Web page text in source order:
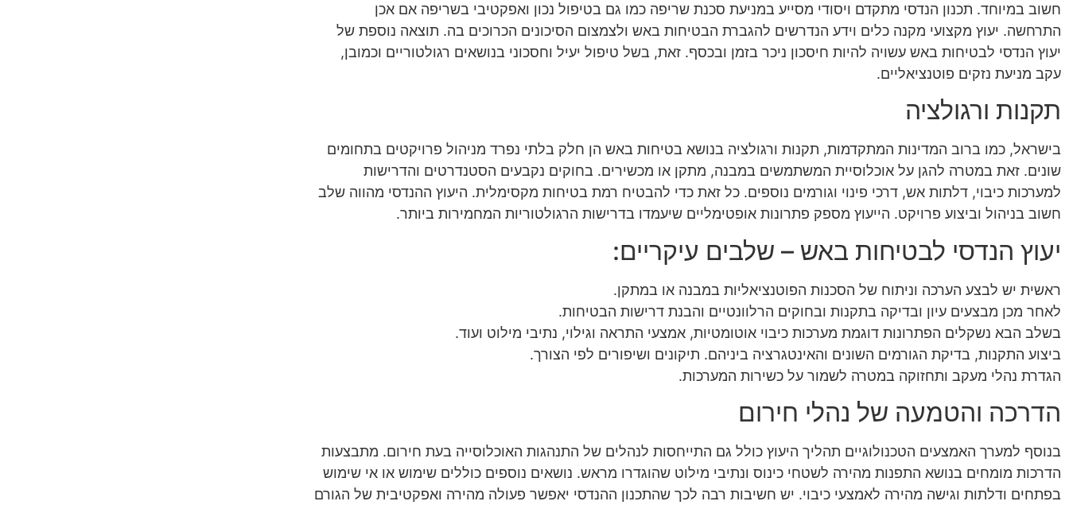
חשוב במיוחד. תכנון הנדסי מתקדם ויסודי מסייע במניעת סכנת שריפה כמו גם בטיפול נכון ואפקטיבי בשריפה אם אכן
התרחשה. יעוץ מקצועי מקנה כלים וידע הנדרשים להגברת הבטיחות באש ולצמצום הסיכונים הכרוכים בה. תוצאה נוספת של
יעוץ הנדסי לבטיחות באש עשויה להיות חיסכון ניכר בזמן ובכסף. זאת, בשל טיפול יעיל וחסכוני בנושאים רגולטוריים וכמובן,
עקב מניעת נזקים פוטנציאליים.
תקנות ורגולציה
בישראל, כמו ברוב המדינות המתקדמות, תקנות ורגולציה בנושא בטיחות באש הן חלק בלתי נפרד מניהול פרויקטים בתחומים
שונים. זאת במטרה להגן על אוכלוסיית המשתמשים במבנה, מתקן או מכשירים. בחוקים נקבעים הסטנדרטים והדרישות
למערכות כיבוי, דלתות אש, דרכי פינוי וגורמים נוספים. כל זאת כדי להבטיח רמת בטיחות מקסימלית. היעוץ ההנדסי מהווה שלב
חשוב בניהול וביצוע פרויקט. הייעוץ מספק פתרונות אופטימליים שיעמדו בדרישות הרגולטוריות המחמירות ביותר.
יעוץ הנדסי לבטיחות באש – שלבים עיקריים:
ראשית יש לבצע הערכה וניתוח של הסכנות הפוטנציאליות במבנה או במתקן.
לאחר מכן מבצעים עיון ובדיקה בתקנות ובחוקים הרלוונטיים והבנת דרישות הבטיחות.
בשלב הבא נשקלים הפתרונות דוגמת מערכות כיבוי אוטומטיות, אמצעי התראה וגילוי, נתיבי מילוט ועוד.
ביצוע התקנות, בדיקת הגורמים השונים והאינטגרציה ביניהם. תיקונים ושיפורים לפי הצורך.
הגדרת נהלי מעקב ותחזוקה במטרה לשמור על כשירות המערכות.
הדרכה והטמעה של נהלי חירום
בנוסף למערך האמצעים הטכנולוגיים תהליך היעוץ כולל גם התייחסות לנהלים של התנהגות האוכלוסייה בעת חירום. מתבצעות
הדרכות מומחים בנושא התפנות מהירה לשטחי כינוס ונתיבי מילוט שהוגדרו מראש. נושאים נוספים כוללים שימוש או אי שימוש
בפתחים ודלתות וגישה מהירה לאמצעי כיבוי. יש חשיבות רבה לכך שהתכנון ההנדסי יאפשר פעולה מהירה ואפקטיבית של הגורם